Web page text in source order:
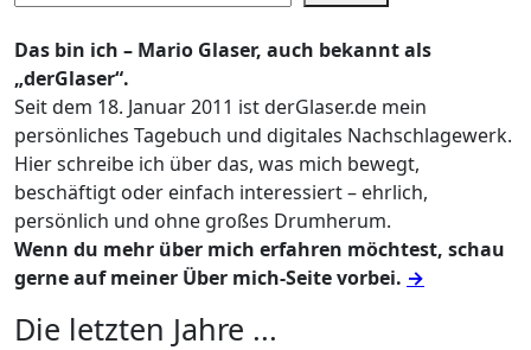
Das bin ich – Mario Glaser, auch bekannt als
„derGlaser“.
Seit dem 18. Januar 2011 ist derGlaser.de mein
persönliches Tagebuch und digitales Nachschlagewerk.
Hier schreibe ich über das, was mich bewegt,
beschäftigt oder einfach interessiert – ehrlich,
persönlich und ohne großes Drumherum.
Wenn du mehr über mich erfahren möchtest, schau
gerne auf meiner Über mich-Seite vorbei. →
Die letzten Jahre ...